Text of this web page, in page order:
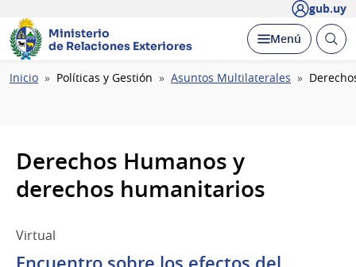
gub.uy
Ministerio
de Relaciones Exteriores
Desplegar
Menú Abrir
Ruta
Inicio Políticas y Gestión Asuntos Multilaterales
Derechos Humanos y
derechos humanitarios
Virtual